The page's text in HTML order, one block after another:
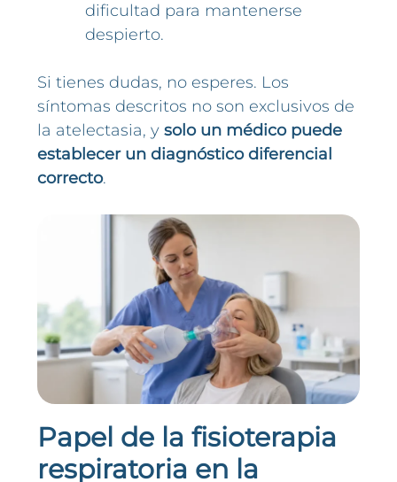
dificultad para mantenerse
despierto.
Si tienes dudas, no esperes. Los
síntomas descritos no son exclusivos de
la atelectasia, ysolo un médico puede
establecer un diagnóstico diferencial
correcto.
Papel de la fisioterapia
respiratoria en la